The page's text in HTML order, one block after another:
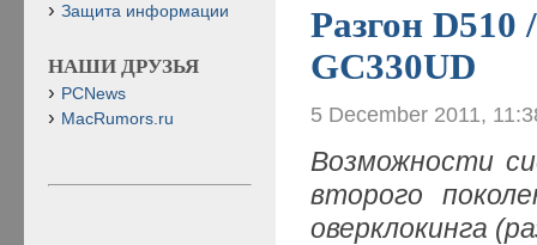
Разгон D510
GC330UD
5 December 2011,
Возможности
второго
оверклокинга
Защита информации
НАШИ ДРУЗЬЯ
PCNews
MacRumors.ru